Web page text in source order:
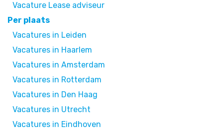
Vacature Lease adviseur
Per plaats
Vacatures in Leiden
Vacatures in Haarlem
Vacatures in Amsterdam
Vacatures in Rotterdam
Vacatures in Den Haag
Vacatures in Utrecht
Vacatures in Eindhoven